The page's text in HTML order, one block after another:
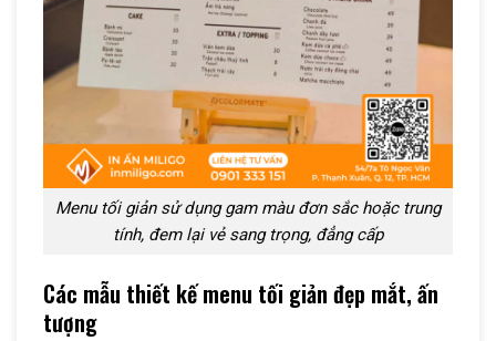
Menu tối giản sử dụng gam màu đơn sắc hoặc trung
tính, đem lại vẻ sang trọng, đẳng cấp
Các mẫu thiết kế menu tối giản đẹp mắt, ấn
tượng